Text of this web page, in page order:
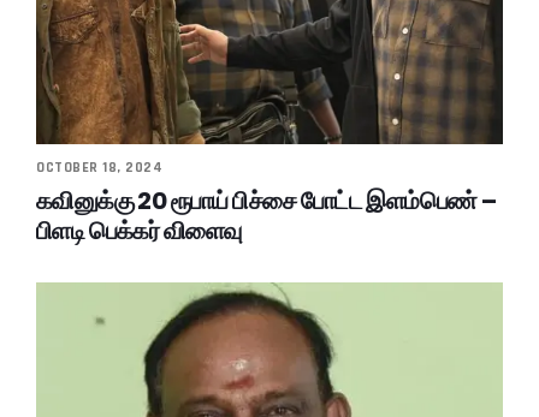
OCTOBER 18, 2024
கவினுக்கு 20 ரூபாய் பிச்சை போட்ட இளம்பெண் –
பிளடி பெக்கர் விளைவு